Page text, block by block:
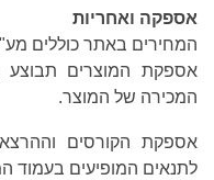
אספקה ואחריות
המחירים באתר כוללים
אספקת המוצרים תבוצע
המכירה של המוצר.
אספקת הקורסים
לתנאים המופיעים בעמוד